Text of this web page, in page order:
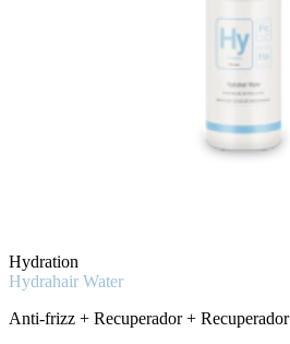
Hydration
Hydrahair Water
Anti-frizz + Recuperador + Recuperador